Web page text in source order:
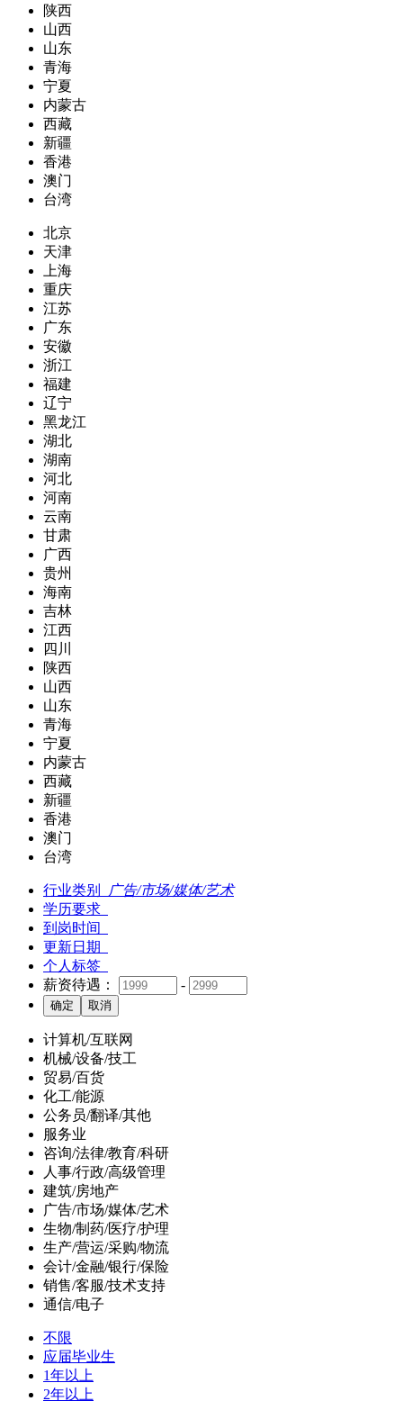
陕西
山西
山东
青海
宁夏
内蒙古
西藏
新疆
香港
澳门
台湾
北京
天津
上海
重庆
江苏
广东
安徽
浙江
福建
辽宁
黑龙江
湖北
湖南
河北
河南
云南
甘肃
广西
贵州
海南
吉林
江西
四川
陕西
山西
山东
青海
宁夏
内蒙古
西藏
新疆
香港
澳门
台湾
行业类别
广告/市场/媒体/艺术
学历要求
到岗时间
更新日期
个人标签
薪资待遇：
-
计算机/互联网
机械/设备/技工
贸易/百货
化工/能源
公务员/翻译/其他
服务业
咨询/法律/教育/科研
人事/行政/高级管理
建筑/房地产
广告/市场/媒体/艺术
生物/制药/医疗/护理
生产/营运/采购/物流
会计/金融/银行/保险
销售/客服/技术支持
通信/电子
不限
应届毕业生
1年以上
2年以上